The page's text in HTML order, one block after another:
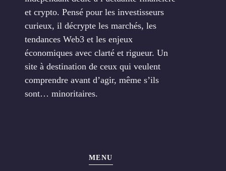
et crypto. Pensé pour les investisseurs
curieux, il décrypte les marchés, les
tendances Web3 et les enjeux
économiques avec clarté et rigueur. Un
site à destination de ceux qui veulent
comprendre avant d’agir, même s’ils
sont… minoritaires.
MENU